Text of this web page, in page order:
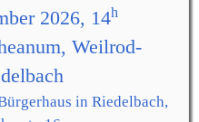
2026, 14h
Weilrod-
in Riedelbach,